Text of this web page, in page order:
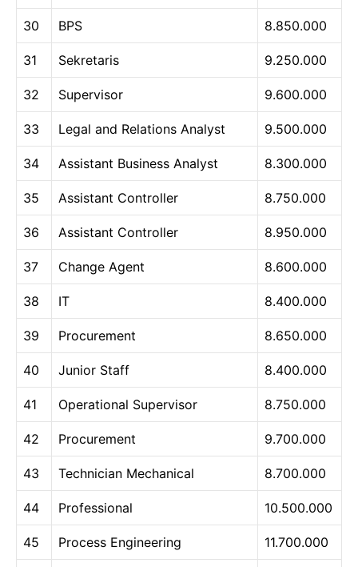
30 BPS 8.850.000
31 Sekretaris 9.250.000
32 Supervisor 9.600.000
33 Legal and Relations Analyst 9.500.000
34 Assistant Business Analyst 8.300.000
35 Assistant Controller 8.750.000
36 Assistant Controller 8.950.000
37 Change Agent 8.600.000
38 IT 8.400.000
39 Procurement 8.650.000
40 Junior Staff 8.400.000
41 Operational Supervisor 8.750.000
42 Procurement 9.700.000
43 Technician Mechanical 8.700.000
44 Professional 10.500.000
45 Process Engineering 11.700.000